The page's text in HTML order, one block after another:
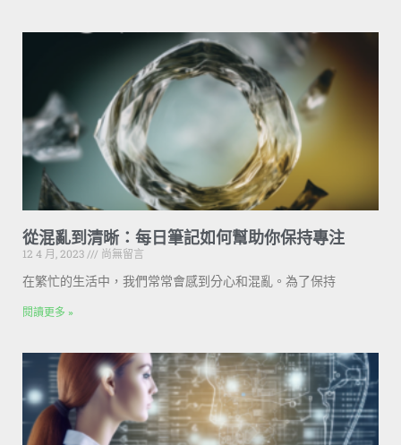
從混亂到清晰：每日筆記如何幫助你保持專注
12 4 月, 2023
尚無留言
在繁忙的生活中，我們常常會感到分心和混亂。為了保持
閱讀更多 »